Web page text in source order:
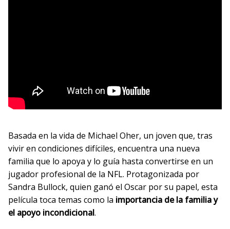
Basada en la vida de Michael Oher, un joven que, tras
vivir en condiciones difíciles, encuentra una nueva
familia que lo apoya y lo guía hasta convertirse en un
jugador profesional de la NFL. Protagonizada por
Sandra Bullock, quien ganó el Oscar por su papel, esta
película toca temas como la importancia de la familia y
el apoyo incondicional.